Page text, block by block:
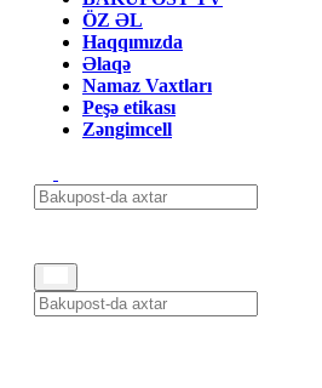
ÖZ ƏL
Haqqımızda
Əlaqə
Namaz Vaxtları
Peşə etikası
Zəngimcell